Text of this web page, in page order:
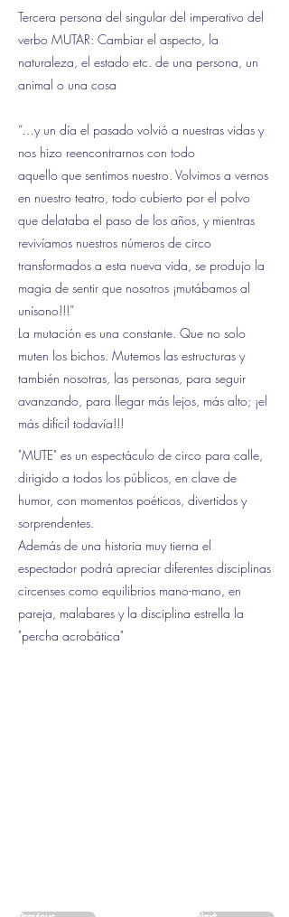
Tercera persona del singular del imperativo del
verbo MUTAR: Cambiar el aspecto, la
naturaleza, el estado etc. de una persona, un
animal o una cosa
“…y un día el pasado volvió a nuestras vidas y
nos hizo reencontrarnos con todo
aquello que sentimos nuestro. Volvimos a vernos
en nuestro teatro, todo cubierto por el polvo
que delataba el paso de los años, y mientras
revivíamos nuestros números de circo
transformados a esta nueva vida, se produjo la
magia de sentir que nosotros ¡mutábamos al
unísono!!!”
La mutación es una constante. Que no solo
muten los bichos. Mutemos las estructuras y
también nosotras, las personas, para seguir
avanzando, para llegar más lejos, más alto; ¡el
más difícil todavía!!!
"MUTE" es un espectáculo de circo para calle,
dirigido a todos los públicos, en clave de
humor, con momentos poéticos, divertidos y
sorprendentes.
Además de una historia muy tierna el
espectador podrá apreciar diferentes disciplinas
circenses como equilibrios mano-mano, en
pareja, malabares y la disciplina estrella la
"percha acrobática"